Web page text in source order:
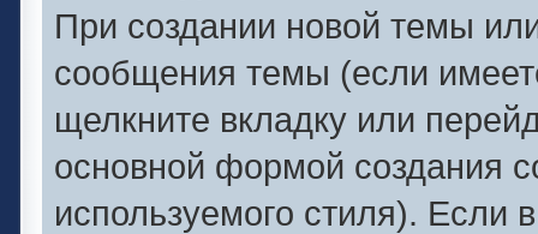
При создании новой темы
сообщения темы (если
щелкните вкладку или
основной формой создания
используемого стиля). Если